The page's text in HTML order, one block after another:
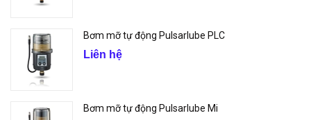
Bơm mỡ tự động Pulsarlube PLC
Liên hệ
Bơm mỡ tự động Pulsarlube Mi